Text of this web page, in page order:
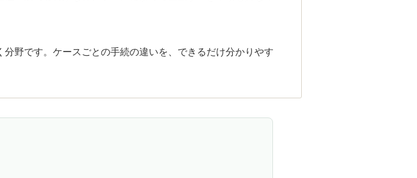
野です。ケースごとの手続の違いを、できるだけ分かりやす